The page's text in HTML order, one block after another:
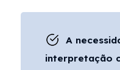
A
interpretação